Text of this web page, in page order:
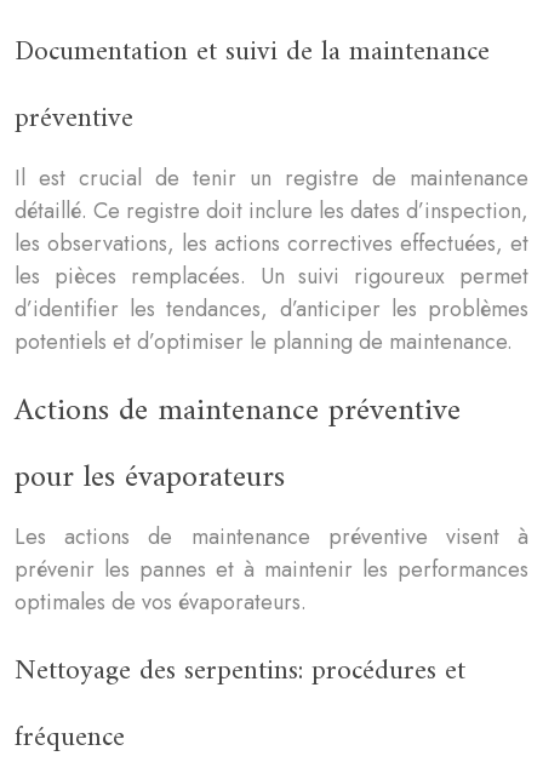
Documentation et suivi de la maintenance
préventive
Il est crucial de tenir un registre de maintenance
détaillé. Ce registre doit inclure les dates d’inspection,
les observations, les actions correctives effectuées, et
les pièces remplacées. Un suivi rigoureux permet
d’identifier les tendances, d’anticiper les problèmes
potentiels et d’optimiser le planning de maintenance.
Actions de maintenance préventive
pour les évaporateurs
Les actions de maintenance préventive visent à
prévenir les pannes et à maintenir les performances
optimales de vos évaporateurs.
Nettoyage des serpentins: procédures et
fréquence